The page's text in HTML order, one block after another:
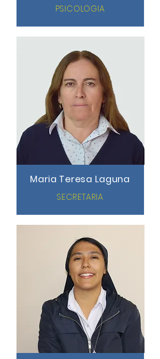
PSICOLOGIA
Maria Teresa Laguna
SECRETARIA